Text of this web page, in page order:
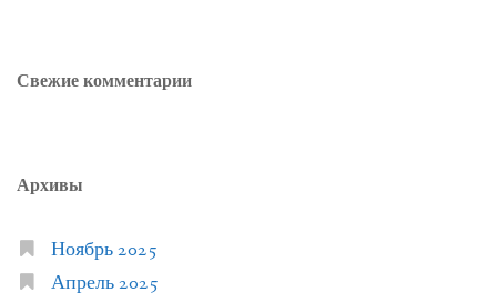
Свежие комментарии
Архивы
Ноябрь 2025
Апрель 2025